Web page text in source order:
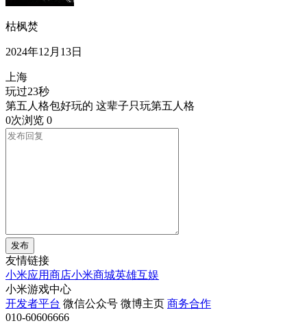
枯枫焚
2024年12月13日
上海
玩过23秒
第五人格包好玩的 这辈子只玩第五人格
0次浏览 0
发布
友情链接
小米应用商店小米商城英雄互娱
小米游戏中心
开发者平台 微信公众号 微博主页 商务合作
010-60606666